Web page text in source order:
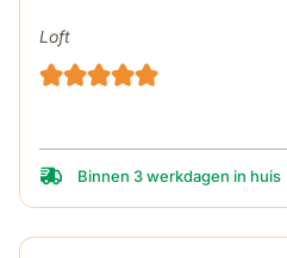
Loft
Binnen 3 werkdagen in huis